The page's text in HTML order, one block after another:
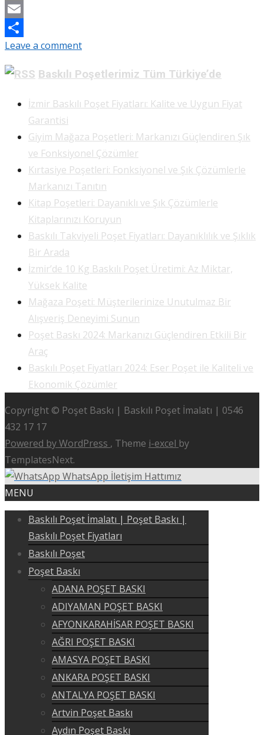
Mastodon
Email
Share
Leave a comment
Baskılı Poşetlerimiz Tüm Türkiye’de
İzmir Baskılı Poşet Fiyatları: Kalite ve Uygun Fiyat
Garantisi
Giyim Mağaza Poşetleri: Markanızı Güçlendiren Şık
ve Fonksiyonel Çözümler
Kırtasiye Poşetleri: Fonksiyonel ve Şık Çözümlerle
Markanızı Tanıtın
Kitap Poşetleri: Dayanıklı ve Şık Çözümlerle
Kitaplarınızı Koruyun
Baskılı Takviyeli Poşet Fiyatları: Dayanıklılık ve Şıklık
Bir Arada
İzmir’de 10 Kg Baskılı Poşet Üretimi: Az Miktar,
Yüksek Kalite
Mağaza Poşeti: Müşterilerinize Unutulmaz Bir
Alışveriş Deneyimi Sunun
Poşet Baskı 2024: Markanızı Güçlendiren Etkili Bir
Araç
Baskılı Poşet Fiyatları 2024: Eser Poşet ile Kaliteli ve
Ekonomik Çözümler
Copyright © Poşet Baskı | Baskılı Poşet İmalatı | 0546
432 17 17
Powered by WordPress , Theme i-excel by
TemplatesNext.
WhatsApp İletişim Hattımız
MENU
Baskılı Poşet İmalatı | Poşet Baskı |
Baskılı Poşet Fiyatları
Baskılı Poşet
Poşet Baskı
ADANA POŞET BASKI
ADIYAMAN POŞET BASKI
AFYONKARAHİSAR POŞET BASKI
AĞRI POŞET BASKI
AMASYA POŞET BASKI
ANKARA POŞET BASKI
ANTALYA POŞET BASKI
Artvin Poşet Baskı
Aydın Poşet Baskı